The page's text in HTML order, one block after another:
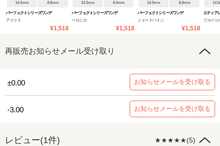
14.5mm 8.6mm
パーフェクトシリーズワンデ
アイリス
¥1,518
14.5mm 8.6mm
パーフェクトシリーズワンデ
ベロニカ
¥1,518
14.5mm 8.6mm
パーフェクトシリーズワンデ
ジェードバイン
¥1,518
エティア
ブルージ
再販売お知らせメール受け取り
±0.00 お知らせメールを受け取る
-3.00 お知らせメールを受け取る
レビュー(1件) ★★★★★(5)